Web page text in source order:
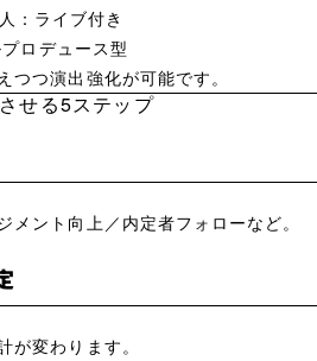
：ライブ付き
ロデュース型
つつ演出強化が可能です。
せる5ステップ
メント向上／内定者フォローなど。
が変わります。